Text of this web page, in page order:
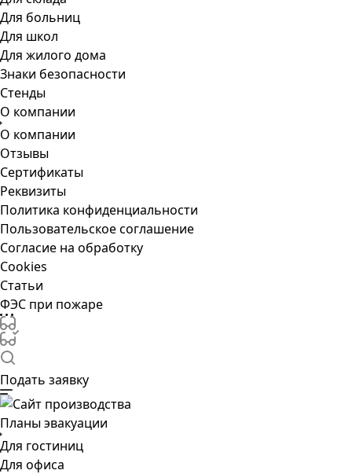
Для больниц
Для школ
Для жилого дома
Знаки безопасности
Стенды
О компании
О компании
Отзывы
Сертификаты
Реквизиты
Политика конфиденциальности
Пользовательское соглашение
Согласие на обработку
Cookies
Статьи
ФЭС при пожаре
Подать заявку
Планы эвакуации
Для гостиниц
Для офиса